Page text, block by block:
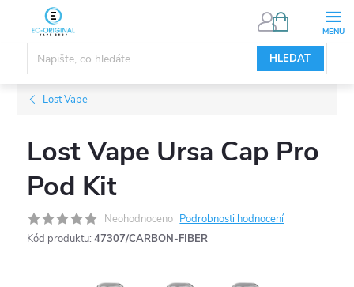
obsah
HLEDAT
NÁKUPNÍ
Lost Vape
Lost Vape Ursa Cap Pro
Pod Kit
Neohodnoceno Podrobnosti hodnocení
Kód produktu: 47307/CARBON-FIBER